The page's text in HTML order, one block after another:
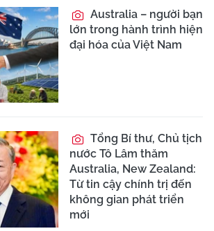
Australia – người bạn
lớn trong hành trình hiện
đại hóa của Việt Nam
Tổng Bí thư, Chủ tịch
nước Tô Lâm thăm
Australia, New Zealand:
Từ tin cậy chính trị đến
không gian phát triển
mới